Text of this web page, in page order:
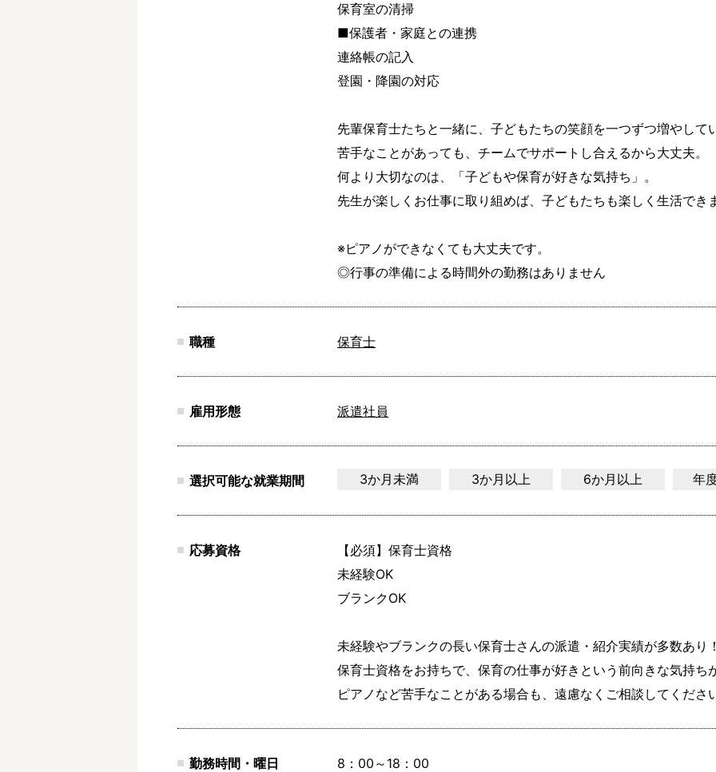
保育室の清掃
■保護者・家庭との連携
連絡帳の記入
登園・降園の対応
先輩保育士たちと一緒に、子どもたちの笑顔を一つずつ増やして
苦手なことがあっても、チームでサポートし合えるから大丈夫。
何より大切なのは、「子どもや保育が好きな気持ち」。
先生が楽しくお仕事に取り組めば、子どもたちも楽しく生活でき
※ピアノができなくても大丈夫です。
◎行事の準備による時間外の勤務はありません
職種 保育士
雇用形態 派遣社員
選択可能な就業期間 3か月未満 3か月以上 6か月以上 年
応募資格
【必須】保育士資格
未経験OK
ブランクOK
未経験やブランクの長い保育士さんの派遣・紹介実績が多数あり
保育士資格をお持ちで、保育の仕事が好きという前向きな気持ち
ピアノなど苦手なことがある場合も、遠慮なくご相談してくださ
勤務時間・曜日
8：00～18：00